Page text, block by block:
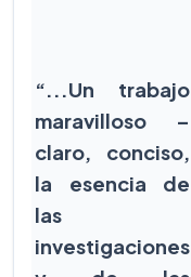
“...Un trabajo
maravilloso –
claro, conciso,
la esencia de
las
investigaciones